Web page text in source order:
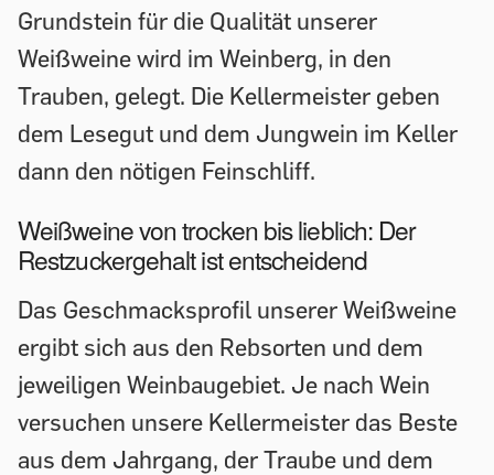
Grundstein für die Qualität unserer
Weißweine wird im Weinberg, in den
Trauben, gelegt. Die Kellermeister geben
dem Lesegut und dem Jungwein im Keller
dann den nötigen Feinschliff.
Weißweine von trocken bis lieblich: Der
Restzuckergehalt ist entscheidend
Das Geschmacksprofil unserer Weißweine
ergibt sich aus den Rebsorten und dem
jeweiligen Weinbaugebiet. Je nach Wein
versuchen unsere Kellermeister das Beste
aus dem Jahrgang, der Traube und dem